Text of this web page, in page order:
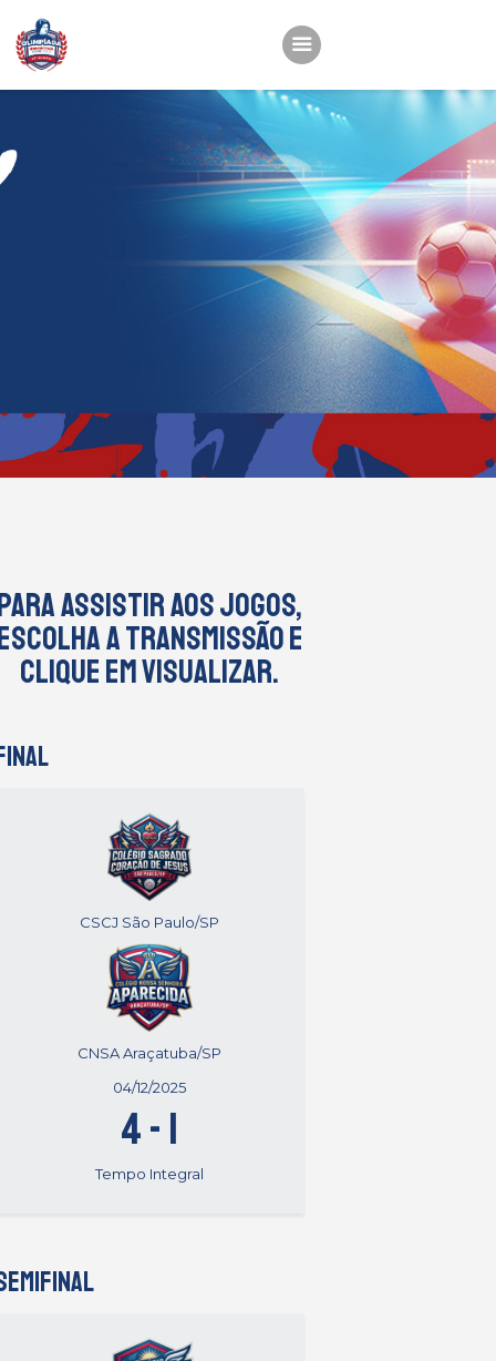
Início
22ª OEMC
Classificação
Sagrado Rede de
assistir aos jogos,
a transmissão e
clique em visualizar.
CSCJ São Paulo/SP
CNSA Araçatuba/SP
04/12/2025
4- 1
Tempo Integral